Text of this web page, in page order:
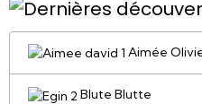
Aimée
Blute Blutte